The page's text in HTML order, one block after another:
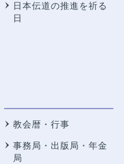
日本伝道の推進を祈る
日
教会暦・行事
事務局・出版局・年金
局